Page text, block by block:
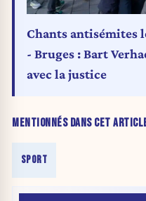
MENTIONNÉS DANS CET
SPORT
Chants antisémites
- Bruges : Bart
avec la justice